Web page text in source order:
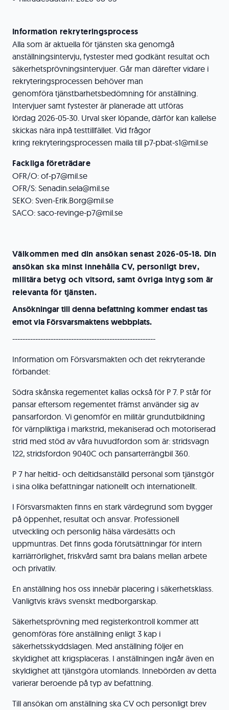
Information rekryteringsprocess
Alla som är aktuella för tjänsten ska genomgå
anställningsintervju, fystester med godkänt resultat och
säkerhetsprövningsintervjuer. Går man därefter vidare i
rekryteringsprocessen behöver man
genomföra tjänstbarhetsbedömning för anställning.
Intervjuer samt fystester är planerade att utföras
lördag 2026-05-30. Urval sker löpande, därför kan kallelse
skickas nära inpå testtillfället. Vid frågor
kring rekryteringsprocessen maila till p7-pbat-s1@mil.se
Fackliga företrädare
OFR/O: of-p7@mil.se
OFR/S: Senadin.sela@mil.se
SEKO: Sven-Erik.Borg@mil.se
SACO: saco-revinge-p7@mil.se
Välkommen med din ansökan senast 2026-05-18. Din
ansökan ska minst innehålla CV, personligt brev,
militära betyg och vitsord, samt övriga intyg som är
relevanta för tjänsten.
Ansökningar till denna befattning kommer endast tas
emot via Försvarsmaktens webbplats.
--------------------------------------------------------
Information om Försvarsmakten och det rekryterande
förbandet:
Södra skånska regementet kallas också för P 7. P står för
pansar eftersom regementet främst använder sig av
pansarfordon. Vi genomför en militär grundutbildning
för värnpliktiga i markstrid, mekaniserad och motoriserad
strid med stöd av våra huvudfordon som är: stridsvagn
122, stridsfordon 9040C och pansarterrängbil 360.
P 7 har heltid- och deltidsanställd personal som tjänstgör
i sina olika befattningar nationellt och internationellt.
I Försvarsmakten finns en stark värdegrund som bygger
på öppenhet, resultat och ansvar. Professionell
utveckling och personlig hälsa värdesätts och
uppmuntras. Det finns goda förutsättningar för intern
karriärrörlighet, friskvård samt bra balans mellan arbete
och privatliv.
En anställning hos oss innebär placering i säkerhetsklass.
Vanligtvis krävs svenskt medborgarskap.
Säkerhetsprövning med registerkontroll kommer att
genomföras före anställning enligt 3 kap i
säkerhetsskyddslagen. Med anställning följer en
skyldighet att krigsplaceras. I anställningen ingår även en
skyldighet att tjänstgöra utomlands. Innebörden av detta
varierar beroende på typ av befattning.
Till ansökan om anställning ska CV och personligt brev